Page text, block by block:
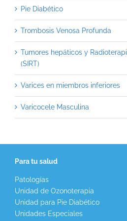
Pie Diabético
Trombosis Venosa Profunda
Tumores hepáticos y
(SIRT)
Varices en miembros inferiores
Varicocele Masculina
Para tu salud
Patologías
Unidad de Ozonoterapia
Unidad para Pie Diabético
Unidades Especiales